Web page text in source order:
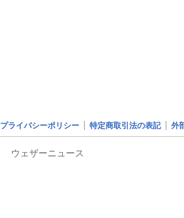
プライバシーポリシー 特定商取引法の表記 外
ウェザーニュース